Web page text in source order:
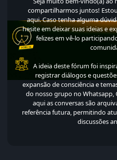
compartilharmos juntos!
aqui. Caso tenha alguma
hesite em deixar suas ideias e
felizes em vê-lo
A ideia deste fórum foi
registrar diálogos e
expansão de consciência e
do nosso grupo no Whatsapp,
aqui as conversas são
referência futura, permitindo
discussões